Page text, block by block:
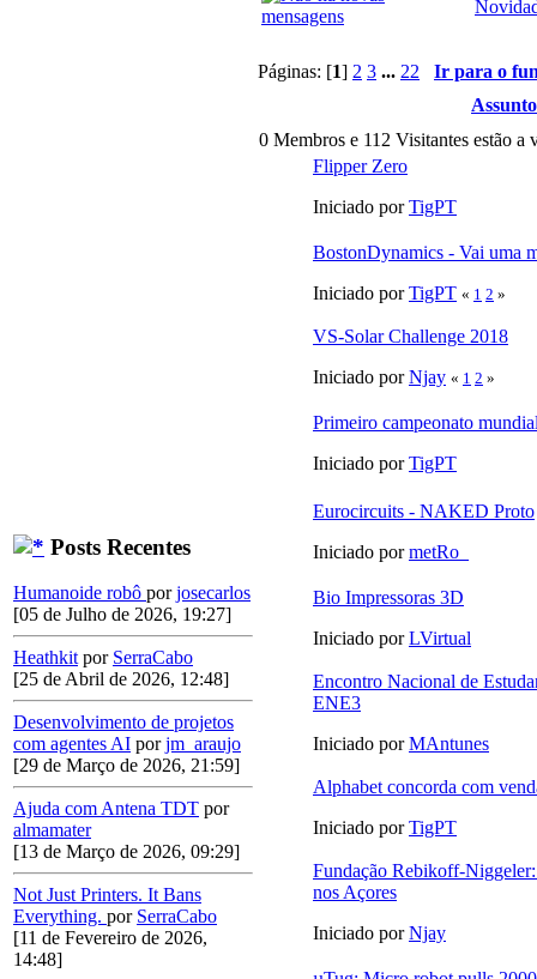
Posts Recentes
Humanoide robô porjosecarlos
[05 de Julho de 2026, 19:27]
Heathkit por SerraCabo
[25 de Abril de 2026, 12:48]
Desenvolvimento de projetos
com agentes AI porjm_araujo
[29 de Março de 2026, 21:59]
Ajuda com Antena TDT por
almamater
[13 de Março de 2026, 09:29]
Not Just Printers. It Bans
Everything. por SerraCabo
[11 de Fevereiro de 2026,
14:48]
Páginas: [1] 2 3 ... 22
Ir para o
Assunto
0 Membros e 112 Visitantes estão a
Flipper Zero
Iniciado porTigPT
BostonDynamics - Vai uma
Iniciado porTigPT « 1 2 »
VS-Solar Challenge 2018
Iniciado porNjay « 1 2 »
Primeiro campeonato
Iniciado porTigPT
Eurocircuits - NAKED Proto
Iniciado pormetRo_
Bio Impressoras 3D
Iniciado porLVirtual
Encontro Nacional de
ENE3
Iniciado porMAntunes
Alphabet concorda com
Iniciado porTigPT
Fundação Rebikoff-
nos Açores
Iniciado porNjay